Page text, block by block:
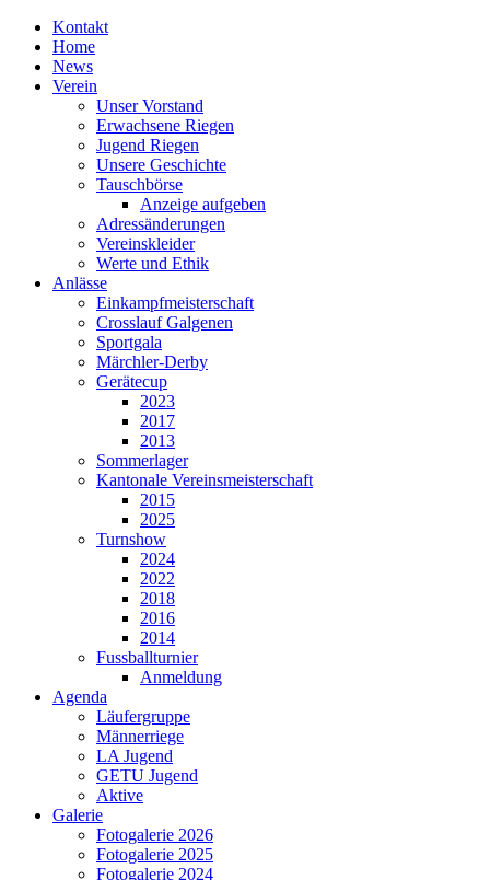
Kontakt
Home
News
Verein
Unser Vorstand
Erwachsene Riegen
Jugend Riegen
Unsere Geschichte
Tauschbörse
Anzeige aufgeben
Adressänderungen
Vereinskleider
Werte und Ethik
Anlässe
Einkampfmeisterschaft
Crosslauf Galgenen
Sportgala
Märchler-Derby
Gerätecup
2023
2017
2013
Sommerlager
Kantonale Vereinsmeisterschaft
2015
2025
Turnshow
2024
2022
2018
2016
2014
Fussballturnier
Anmeldung
Agenda
Läufergruppe
Männerriege
LA Jugend
GETU Jugend
Aktive
Galerie
Fotogalerie 2026
Fotogalerie 2025
Fotogalerie 2024